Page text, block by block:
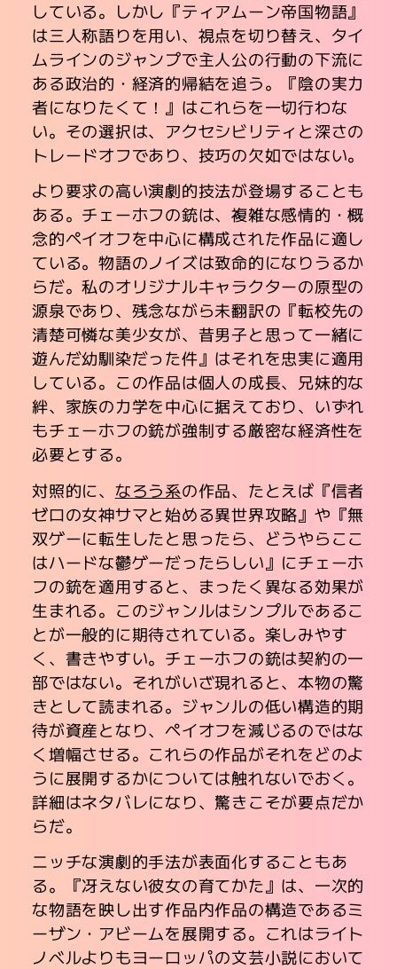
している。しかし『ティアムーン帝国物語』
は三人称語りを用い、視点を切り替え、タイ
ムラインのジャンプで主人公の行動の下流に
ある政治的・経済的帰結を追う。『陰の実力
者になりたくて！』はこれらを一切行わな
い。その選択は、アクセシビリティと深さの
トレードオフであり、技巧の欠如ではない。
より要求の高い演劇的技法が登場することも
ある。チェーホフの銃は、複雑な感情的・概
念的ペイオフを中心に構成された作品に適し
ている。物語のノイズは致命的になりうるか
らだ。私のオリジナルキャラクターの原型の
源泉であり、残念ながら未翻訳の『転校先の
清楚可憐な美少女が、昔男子と思って一緒に
遊んだ幼馴染だった件』はそれを忠実に適用
している。この作品は個人の成長、兄妹的な
絆、家族の力学を中心に据えており、いずれ
もチェーホフの銃が強制する厳密な経済性を
必要とする。
対照的に、 なろう系の作品、たとえば『信者
ゼロの女神サマと始める異世界攻略』や『無
双ゲーに転生したと思ったら、どうやらここ
はハードな鬱ゲーだったらしい』にチェーホ
フの銃を適用すると、まったく異なる効果が
生まれる。このジャンルはシンプルであるこ
とが一般的に期待されている。楽しみやす
く、書きやすい。チェーホフの銃は契約の一
部ではない。それがいざ現れると、本物の驚
きとして読まれる。ジャンルの低い構造的期
待が資産となり、ペイオフを減じるのではな
く増幅させる。これらの作品がそれをどのよ
うに展開するかについては触れないでおく。
詳細はネタバレになり、驚きこそが要点だか
らだ。
ニッチな演劇的手法が表面化することもあ
る。『冴えない彼女の育てかた』は、一次的
な物語を映し出す作品内作品の構造であるミ
ーザン・アビームを展開する。これはライト
ノベルよりもヨーロッパの文芸小説において